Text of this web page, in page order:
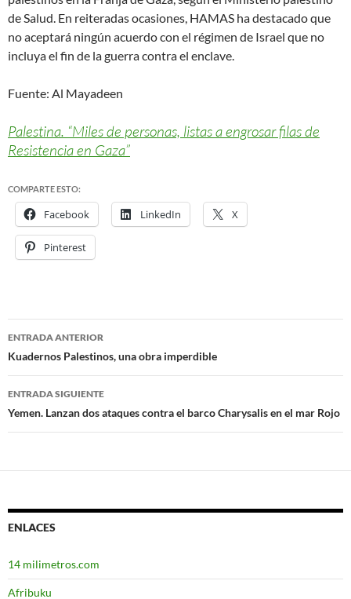
de Salud. En reiteradas ocasiones, HAMAS ha destacado que
no aceptará ningún acuerdo con el régimen de Israel que no
incluya el fin de la guerra contra el enclave.
Fuente: Al Mayadeen
Palestina. “Miles de personas, listas a engrosar filas de
Resistencia en Gaza”
COMPARTE ESTO:
Facebook LinkedIn X
Pinterest
Navegación
de
entradas
ENTRADA ANTERIOR
Kuadernos Palestinos, una obra imperdible
ENTRADA SIGUIENTE
Yemen. Lanzan dos ataques contra el barco Charysalis en el mar Rojo
ENLACES
14 milimetros.com
Afribuku